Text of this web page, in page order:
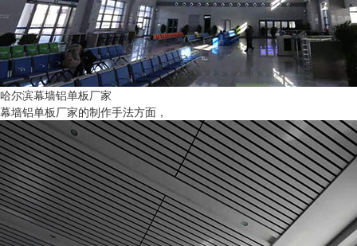
哈尔滨幕墙铝单板厂家
幕墙铝单板厂家的制作手法方面，